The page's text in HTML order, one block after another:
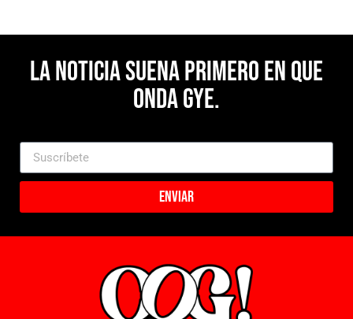
La noticia suena primero en Que
Onda Gye.
Enviar